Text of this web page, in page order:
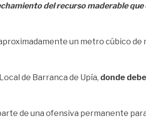
del recurso maderable
un metro cúbico de
de Barranca de Upía, donde
de una ofensiva permanente